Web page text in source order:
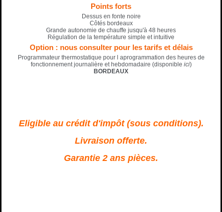
Points forts
Dessus en fonte noire
Côtés bordeaux
Grande autonomie de chauffe jusqu'à 48 heures
Régulation de la température simple et intuitive
Option : nous consulter pour les tarifs et délais
Programmateur thermostatique pour l aprogrammation des heures de
fonctionnement journalière et hebdomadaire (disponible ici)
BORDEAUX
Eligible au crédit d'impôt (sous conditions).
Livraison offerte.
Garantie 2 ans pièces.